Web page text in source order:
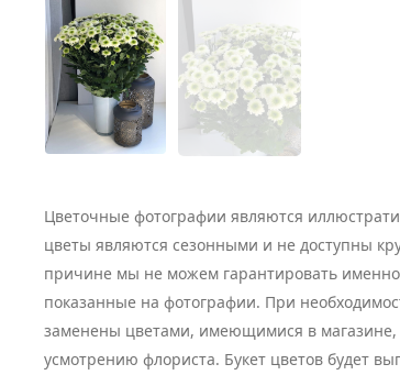
Цветочные фотографии являются
цветы являются сезонными и не доступны
причине мы не можем гарантировать
показанные на фотографии. При
заменены цветами, имеющимися в магазине,
усмотрению флориста. Букет цветов будет